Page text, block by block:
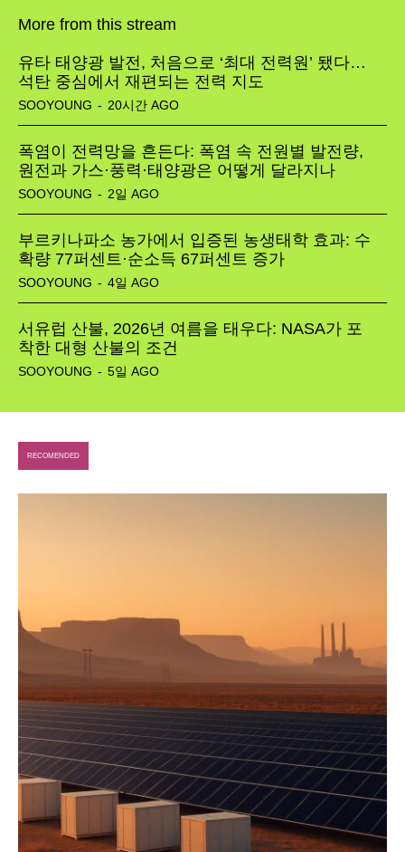
More from this stream
유타 태양광 발전, 처음으로 ‘최대 전력원’ 됐다…
석탄 중심에서 재편되는 전력 지도
SOOYOUNG - 20시간 AGO
폭염이 전력망을 흔든다: 폭염 속 전원별 발전량,
원전과 가스·풍력·태양광은 어떻게 달라지나
SOOYOUNG - 2일 AGO
부르키나파소 농가에서 입증된 농생태학 효과: 수
확량 77퍼센트·순소득 67퍼센트 증가
SOOYOUNG - 4일 AGO
서유럽 산불, 2026년 여름을 태우다: NASA가 포
착한 대형 산불의 조건
SOOYOUNG - 5일 AGO
RECOMENDED